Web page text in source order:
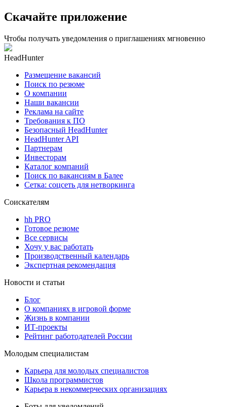
Скачайте приложение
Чтобы получать уведомления о приглашениях мгновенно
HeadHunter
Размещение вакансий
Поиск по резюме
О компании
Наши вакансии
Реклама на сайте
Требования к ПО
Безопасный HeadHunter
HeadHunter API
Партнерам
Инвесторам
Каталог компаний
Поиск по вакансиям в Балее
Сетка: соцсеть для нетворкинга
Соискателям
hh PRO
Готовое резюме
Все сервисы
Хочу у вас работать
Производственный календарь
Экспертная рекомендация
Новости и статьи
Блог
О компаниях в игровой форме
Жизнь в компании
ИТ-проекты
Рейтинг работодателей России
Молодым специалистам
Карьера для молодых специалистов
Школа программистов
Карьера в некоммерческих организациях